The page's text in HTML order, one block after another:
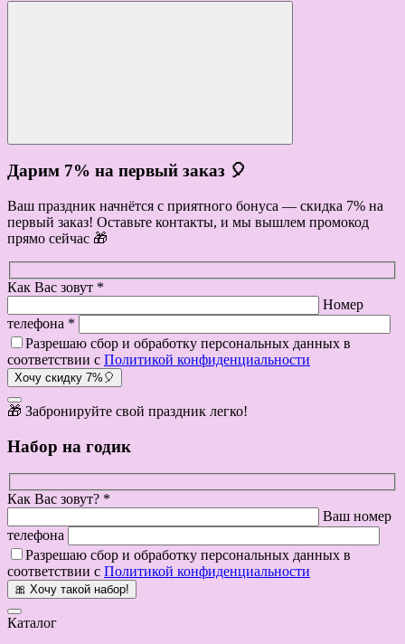
Дарим 7% на первый заказ 🎈
Ваш праздник начнётся с приятного бонуса — скидка 7% на
первый заказ! Оставьте контакты, и мы вышлем промокод
прямо сейчас 🎁
Как Вас зовут *
Номер
телефона *
Разрешаю сбор и обработку персональных данных в
соответствии с Политикой конфиденциальности
Хочу скидку 7%🎈
🎁 Забронируйте свой праздник легко!
Набор на годик
Как Вас зовут? *
Ваш номер
телефона
Разрешаю сбор и обработку персональных данных в
соответствии с Политикой конфиденциальности
🎀 Хочу такой набор!
Каталог